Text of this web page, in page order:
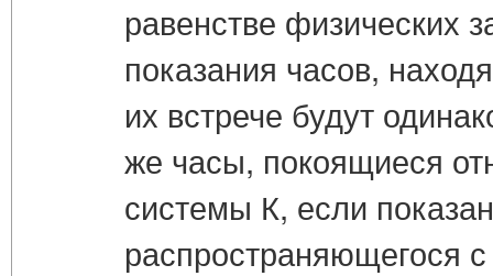
равенстве физических
показания часов,
их встрече будут
же часы, покоящиеся
системы К, если
распространяющегося